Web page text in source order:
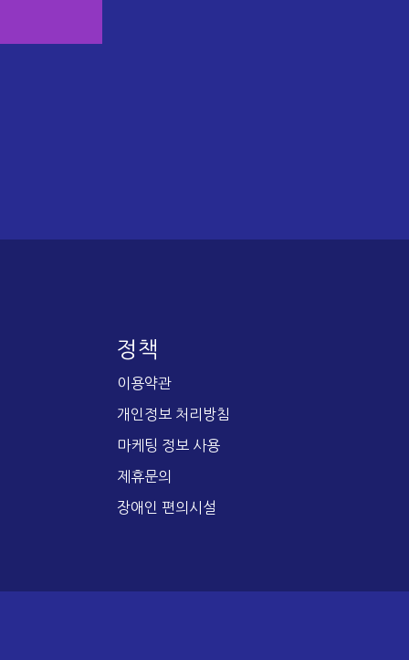
정책
이용약관
개인정보 처리방침
마케팅 정보 사용
제휴문의
장애인 편의시설